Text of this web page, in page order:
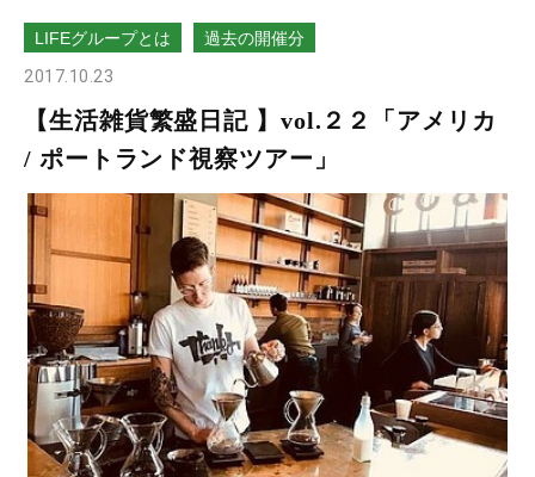
LIFEグループとは 過去の開催分
2017.10.23
【生活雑貨繁盛日記 】vol.２２「アメリカ
/ ポートランド視察ツアー」